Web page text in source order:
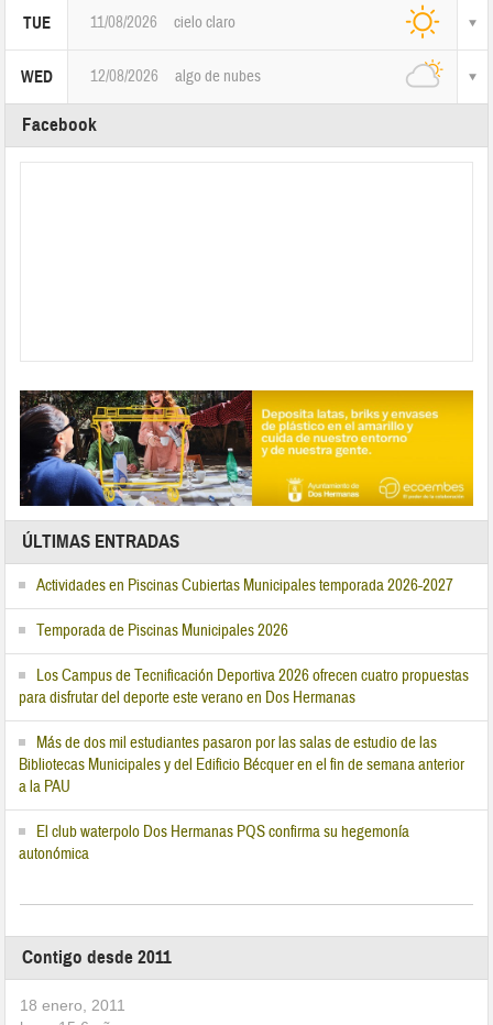
TUE 11/08/2026 cielo claro
WED 12/08/2026 algo de nubes
Facebook
ÚLTIMAS ENTRADAS
Actividades en Piscinas Cubiertas Municipales temporada 2026-2027
Temporada de Piscinas Municipales 2026
Los Campus de Tecnificación Deportiva 2026 ofrecen cuatro propuestas
para disfrutar del deporte este verano en Dos Hermanas
Más de dos mil estudiantes pasaron por las salas de estudio de las
Bibliotecas Municipales y del Edificio Bécquer en el fin de semana anterior
a la PAU
El club waterpolo Dos Hermanas PQS confirma su hegemonía
autonómica
Contigo desde 2011
18 enero, 2011